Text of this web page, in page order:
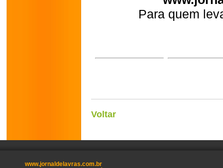
Para quem
Voltar
www.jornaldelavras.com.br